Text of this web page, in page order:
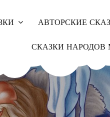
АВТОРСКИЕ
СКАЗКИ НАРОДОВ